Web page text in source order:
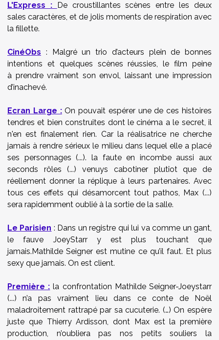
L'Express : De croustillantes scènes entre les deux
sales caractères, et de jolis moments de respiration avec
la fillette.
CinéObs : Malgré un trio d’acteurs plein de bonnes
intentions et quelques scènes réussies, le film peine
à prendre vraiment son envol, laissant une impression
d’inachevé.
Ecran Large :On pouvait espérer une de ces histoires
tendres et bien construites dont le cinéma a le secret, il
n'en est finalement rien. Car la réalisatrice ne cherche
jamais à rendre sérieux le milieu dans lequel elle a placé
ses personnages (...). la faute en incombe aussi aux
seconds rôles (...) venuys cabotiner plutîot que de
réellement donner la réplique à leurs partenaires. Avec
tous ces effets qui désamorcent tout pathos, Max (...)
sera rapidemment oublié à la sortie de la salle.
Le Parisien : Dans un registre qui lui va comme un gant,
le fauve JoeyStarr y est plus touchant que
jamais.Mathilde Seigner est mutine ce qu’il faut. Et plus
sexy que jamais. On est client.
Première : la confrontation Mathilde Seigner-Joeystarr
(...) n’a pas vraiment lieu dans ce conte de Noël
maladroitement rattrapé par sa cucuterie. (…) On espère
juste que Thierry Ardisson, dont Max est la première
production, n’oubliera pas nos petits souliers la